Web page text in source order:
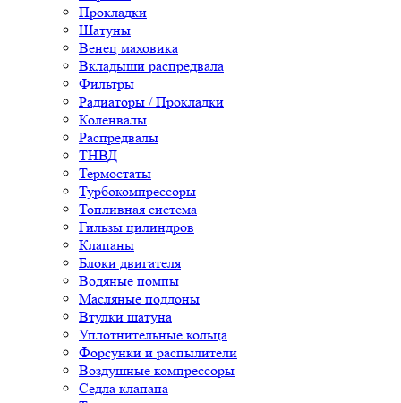
Прокладки
Шатуны
Венец маховика
Вкладыши распредвала
Фильтры
Радиаторы / Прокладки
Коленвалы
Распредвалы
ТНВД
Термостаты
Турбокомпрессоры
Топливная система
Гильзы цилиндров
Клапаны
Блоки двигателя
Водяные помпы
Масляные поддоны
Втулки шатуна
Уплотнительные кольца
Форсунки и распылители
Воздушные компрессоры
Седла клапана